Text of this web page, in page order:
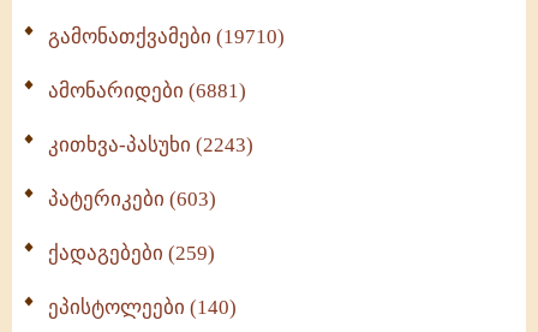
გამონათქვამები (19710)
ამონარიდები (6881)
კითხვა-პასუხი (2243)
პატერიკები (603)
ქადაგებები (259)
ეპისტოლეები (140)